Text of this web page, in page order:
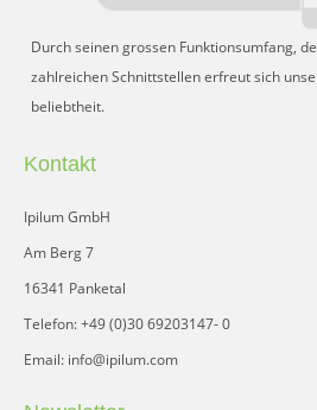
Durch seinen grossen Funktionsumfang,
zahlreichen Schnittstellen erfreut sich
beliebtheit.
Kontakt
Ipilum GmbH
Am Berg 7
16341 Panketal
Telefon: +49 (0)30 69203147- 0
Email: info@ipilum.com